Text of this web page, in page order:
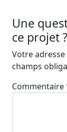
Une
ce projet ?
Votre
champs
Commentaire